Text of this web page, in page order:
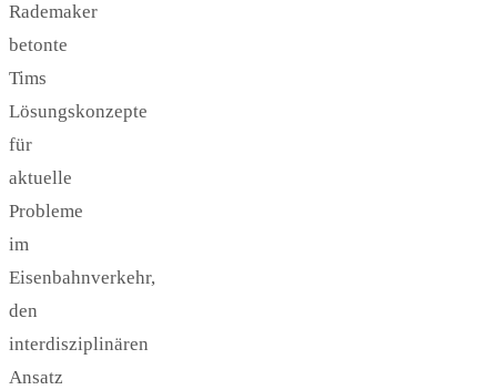
Rademaker
betonte
Tims
Lösungskonzepte
für
aktuelle
Probleme
im
Eisenbahnverkehr,
den
interdisziplinären
Ansatz